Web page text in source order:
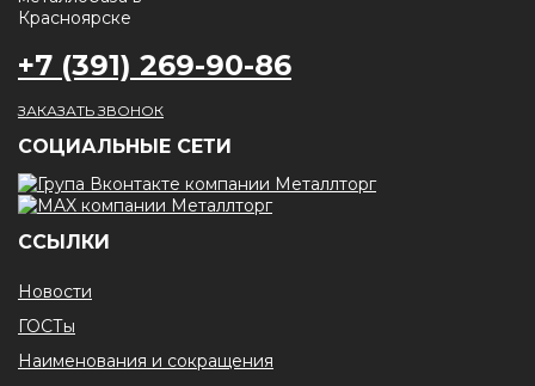
+7 (391) 269-90-86
ЗАКАЗАТЬ ЗВОНОК
CОЦИАЛЬНЫЕ СЕТИ
ССЫЛКИ
Новости
ГОСТы
Наименования и сокращения